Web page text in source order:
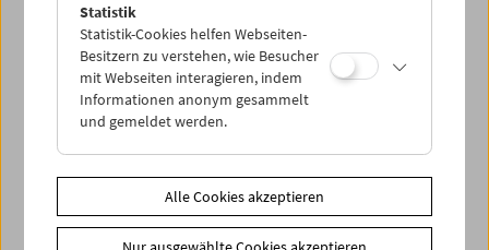
PROGRAMM ÜBERBLICK
Share on
Statistik
Statistik-Cookies helfen Webseiten-
Besitzern zu verstehen, wie Besucher
mit Webseiten interagieren, indem
Informationen anonym gesammelt
und gemeldet werden.
Alle Cookies akzeptieren